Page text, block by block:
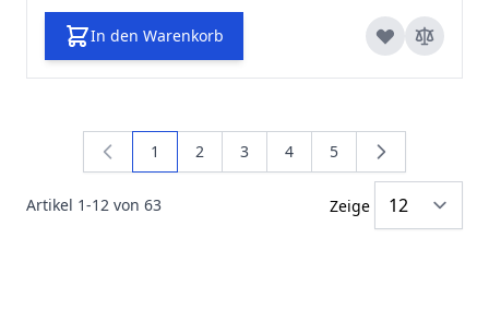
In den Warenkorb
Artikel 1-12 von 63
Sie lesen gerade die Seite
1 Seite
2 Seite
3 Seite
4 Seite
5
Zeige